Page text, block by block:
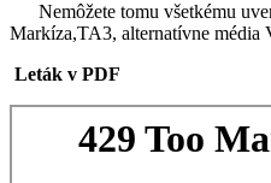
Nemôžete tomu všetkému
Markíza,TA3, alternatívne média
Leták v PDF